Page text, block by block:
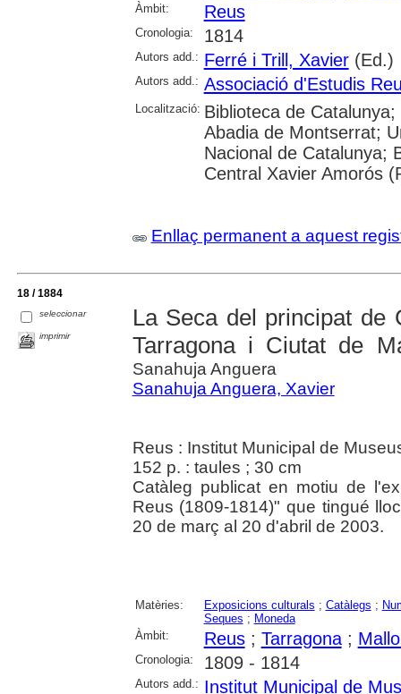
Àmbit: Reus
Cronologia: 1814
Autors add.: Ferré i Trill, Xavier(Ed.)
Autors add.: Associació d'Estudis
Localització: Biblioteca de
Abadia de Montserrat;
Nacional de Catalunya;
Central Xavier Amorós
Enllaç permanent a aquest
18 / 1884
seleccionar
imprimir
La Seca del principat de
Tarragona i Ciutat de
Sanahuja Anguera
Sanahuja Anguera, Xavier
Reus : Institut Municipal de
152 p. : taules ; 30 cm
Catàleg publicat en motiu de
Reus (1809-1814)" que tingué
20 de març al 20 d'abril de 2003.
Matèries: Exposicions culturals ; Catàlegs ;
Seques ; Moneda
Àmbit:
Reus; Tarragona;
Cronologia: 1809 - 1814
Autors add.: Institut Municipal de